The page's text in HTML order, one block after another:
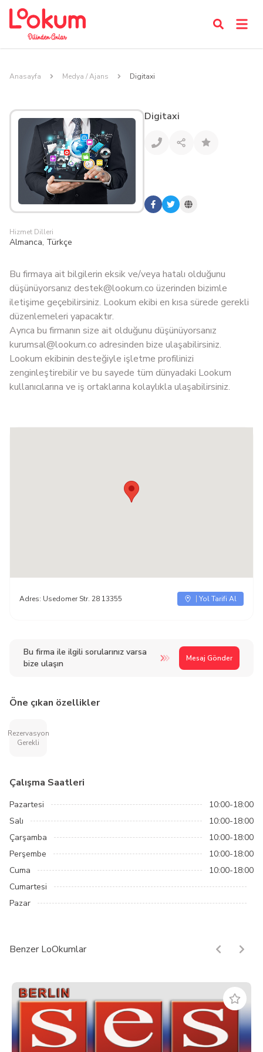
Anasayfa Medya / Ajans Digitaxi
Digitaxi
Hizmet Dilleri
Almanca, Türkçe
Bu firmaya ait bilgilerin eksik ve/veya hatalı olduğunu
düşünüyorsanız destek@lookum.co üzerinden bizimle
iletişime geçebilirsiniz. Lookum ekibi en kısa sürede gerekli
düzenlemeleri yapacaktır.
Ayrıca bu firmanın size ait olduğunu düşünüyorsanız
kurumsal@lookum.co adresinden bize ulaşabilirsiniz.
Lookum ekibinin desteğiyle işletme profilinizi
zenginleştirebilir ve bu sayede tüm dünyadaki Lookum
kullanıcılarına ve iş ortaklarına kolaylıkla ulaşabilirsiniz.
Bu firma ile ilgili sorularınız varsa
bize ulaşın
Mesaj Gönder
Adres: Usedomer Str. 28 13355 Yol Tarifi Al
Öne çıkan özellikler
Rezervasyon
Gerekli
Çalışma Saatleri
Pazartesi
10:00-18:00
Salı
10:00-18:00
Çarşamba
10:00-18:00
Perşembe
10:00-18:00
Cuma
10:00-18:00
Cumartesi
Pazar
Benzer LoOkumlar